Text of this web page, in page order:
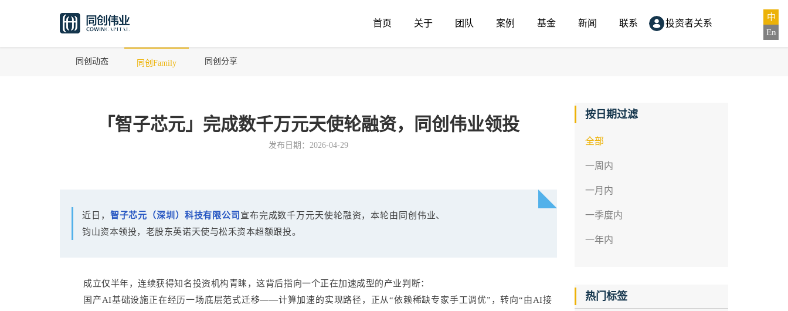
首页 关于 团队 案例 基金 新闻 联系 投资者关系
中
En
同创动态 同创Family 同创分享
「智子芯元」完成数千万元天使轮融资，同创伟业领投
发布日期：2026-04-29
近日， 智子芯元（深圳）科技有限公司 宣布完成数千万元天使轮融资，本轮由同创伟业、
钧山资本领投，老股东英诺天使与松禾资本超额跟投。
成立仅半年，连续获得知名投资机构青睐，这背后指向一个正在加速成型的产业判断：
国产AI基础设施正在经历一场底层范式迁移——计算加速的实现路径，正从“依赖稀缺专家手工调优”，转向“由AI接
按日期过滤
全部
一周内
一月内
一季度内
一年内
热门标签